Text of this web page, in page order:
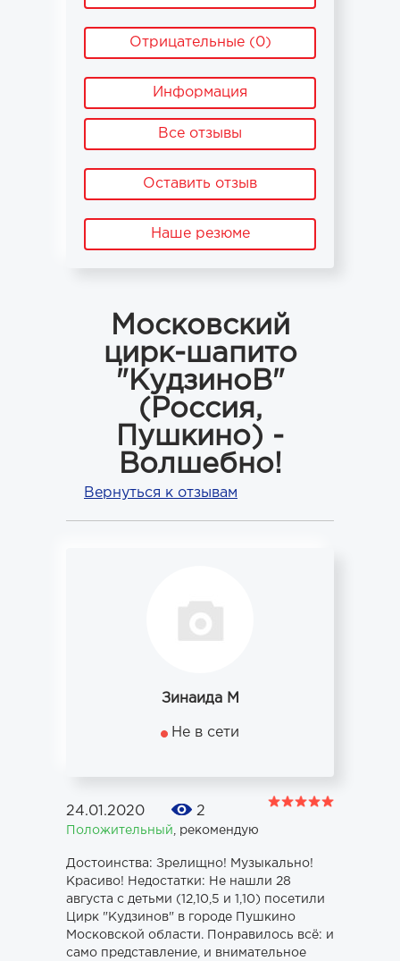
Отрицательные (0)
Информация
Все отзывы
Оставить отзыв
Наше резюме
Московский
цирк-шапито
"КудзиноВ"
(Россия,
Пушкино) -
Волшебно!
Вернуться к отзывам
Зинаида М
Не в сети
24.01.2020 2
Положительный рекомендую
Достоинства: Зрелищно! Музыкально!
Красиво! Недостатки: Не нашли 28
августа с детьми (12,10,5 и 1,10) посетили
Цирк "Кудзинов" в городе Пушкино
Московской области. Понравилось всё: и
само представление, и внимательное